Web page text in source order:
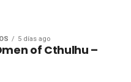
5 días ago
of Cthulhu –